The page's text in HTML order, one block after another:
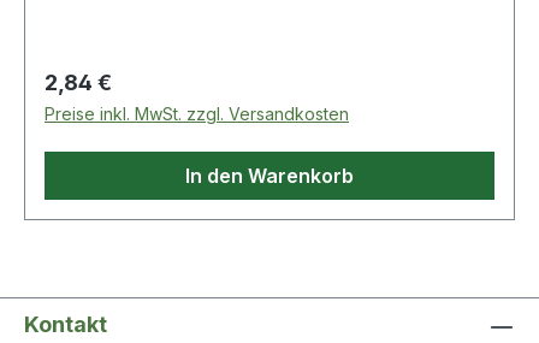
Regulärer Preis:
2,84 €
Preise inkl. MwSt. zzgl. Versandkosten
In den Warenkorb
Kontakt